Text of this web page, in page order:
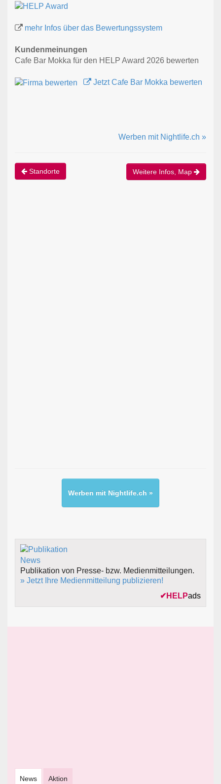
mehr Infos über das Bewertungssystem
Kundenmeinungen
Cafe Bar Mokka für den HELP Award 2026 bewerten
Jetzt Cafe Bar Mokka bewerten
Werben mit Nightlife.ch »
Standorte Weitere Infos, Map
Werben mit Nightlife.ch »
Publikation von Presse- bzw. Medienmitteilungen.
» Jetzt Ihre Medienmitteilung publizieren!
✔ HELPads
News Aktion